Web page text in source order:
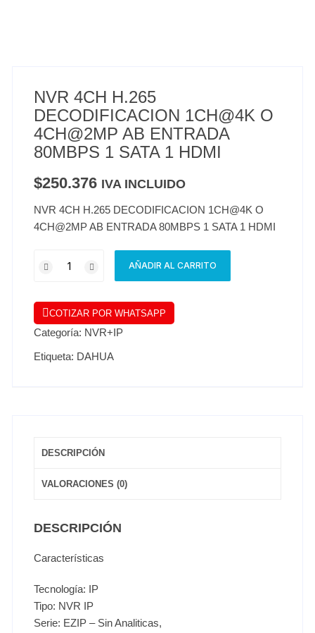
NVR 4CH H.265
DECODIFICACION 1CH@4K O
4CH@2MP AB ENTRADA
80MBPS 1 SATA 1 HDMI
$250.376 IVA INCLUIDO
NVR 4CH H.265 DECODIFICACION 1CH@4K O
4CH@2MP AB ENTRADA 80MBPS 1 SATA 1 HDMI
AÑADIR AL CARRITO
COTIZAR POR WHATSAPP
Categoría: NVR+IP
Etiqueta: DAHUA
DESCRIPCIÓN
VALORACIONES (0)
DESCRIPCIÓN
Características
Tecnología: IP
Tipo: NVR IP
Serie: EZIP – Sin Analiticas,